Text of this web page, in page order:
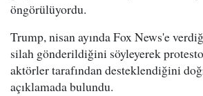
öngörülüyordu.
Trump, nisan ayında Fox News'e
silah gönderildiğini söyleyerek
aktörler tarafından desteklendiğini
açıklamada bulundu.